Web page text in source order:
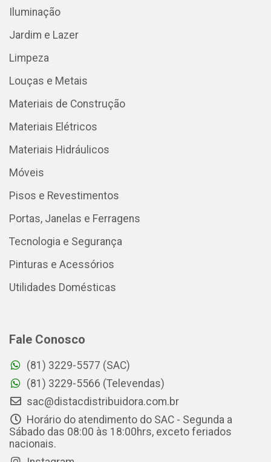
Iluminação
Jardim e Lazer
Limpeza
Louças e Metais
Materiais de Construção
Materiais Elétricos
Materiais Hidráulicos
Móveis
Pisos e Revestimentos
Portas, Janelas e Ferragens
Tecnologia e Segurança
Pinturas e Acessórios
Utilidades Domésticas
Fale Conosco
(81) 3229-5577 (SAC)
(81) 3229-5566 (Televendas)
sac@distacdistribuidora.com.br
Horário do atendimento do SAC - Segunda a
Sábado das 08:00 às 18:00hrs, exceto feriados
nacionais.